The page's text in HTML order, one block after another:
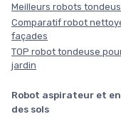
Meilleurs robots
Comparatif robot
façades
TOP robot tondeuse
jardin
Robot aspirateur et
des sols